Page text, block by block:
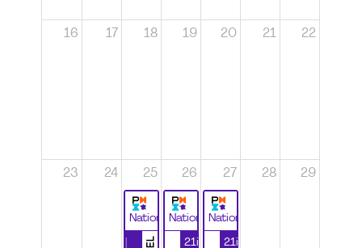
16 17 18 19 20 21 22
23 24 25
National
26
National
21ième
27
National
21ième
28 29